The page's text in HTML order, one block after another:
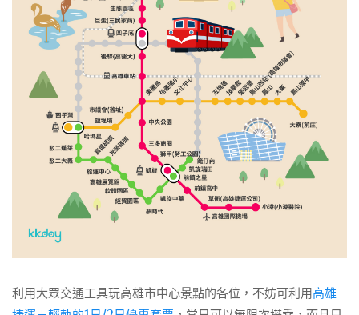
利用大眾交通工具玩高雄市中心景點的各位，不妨可利用高雄